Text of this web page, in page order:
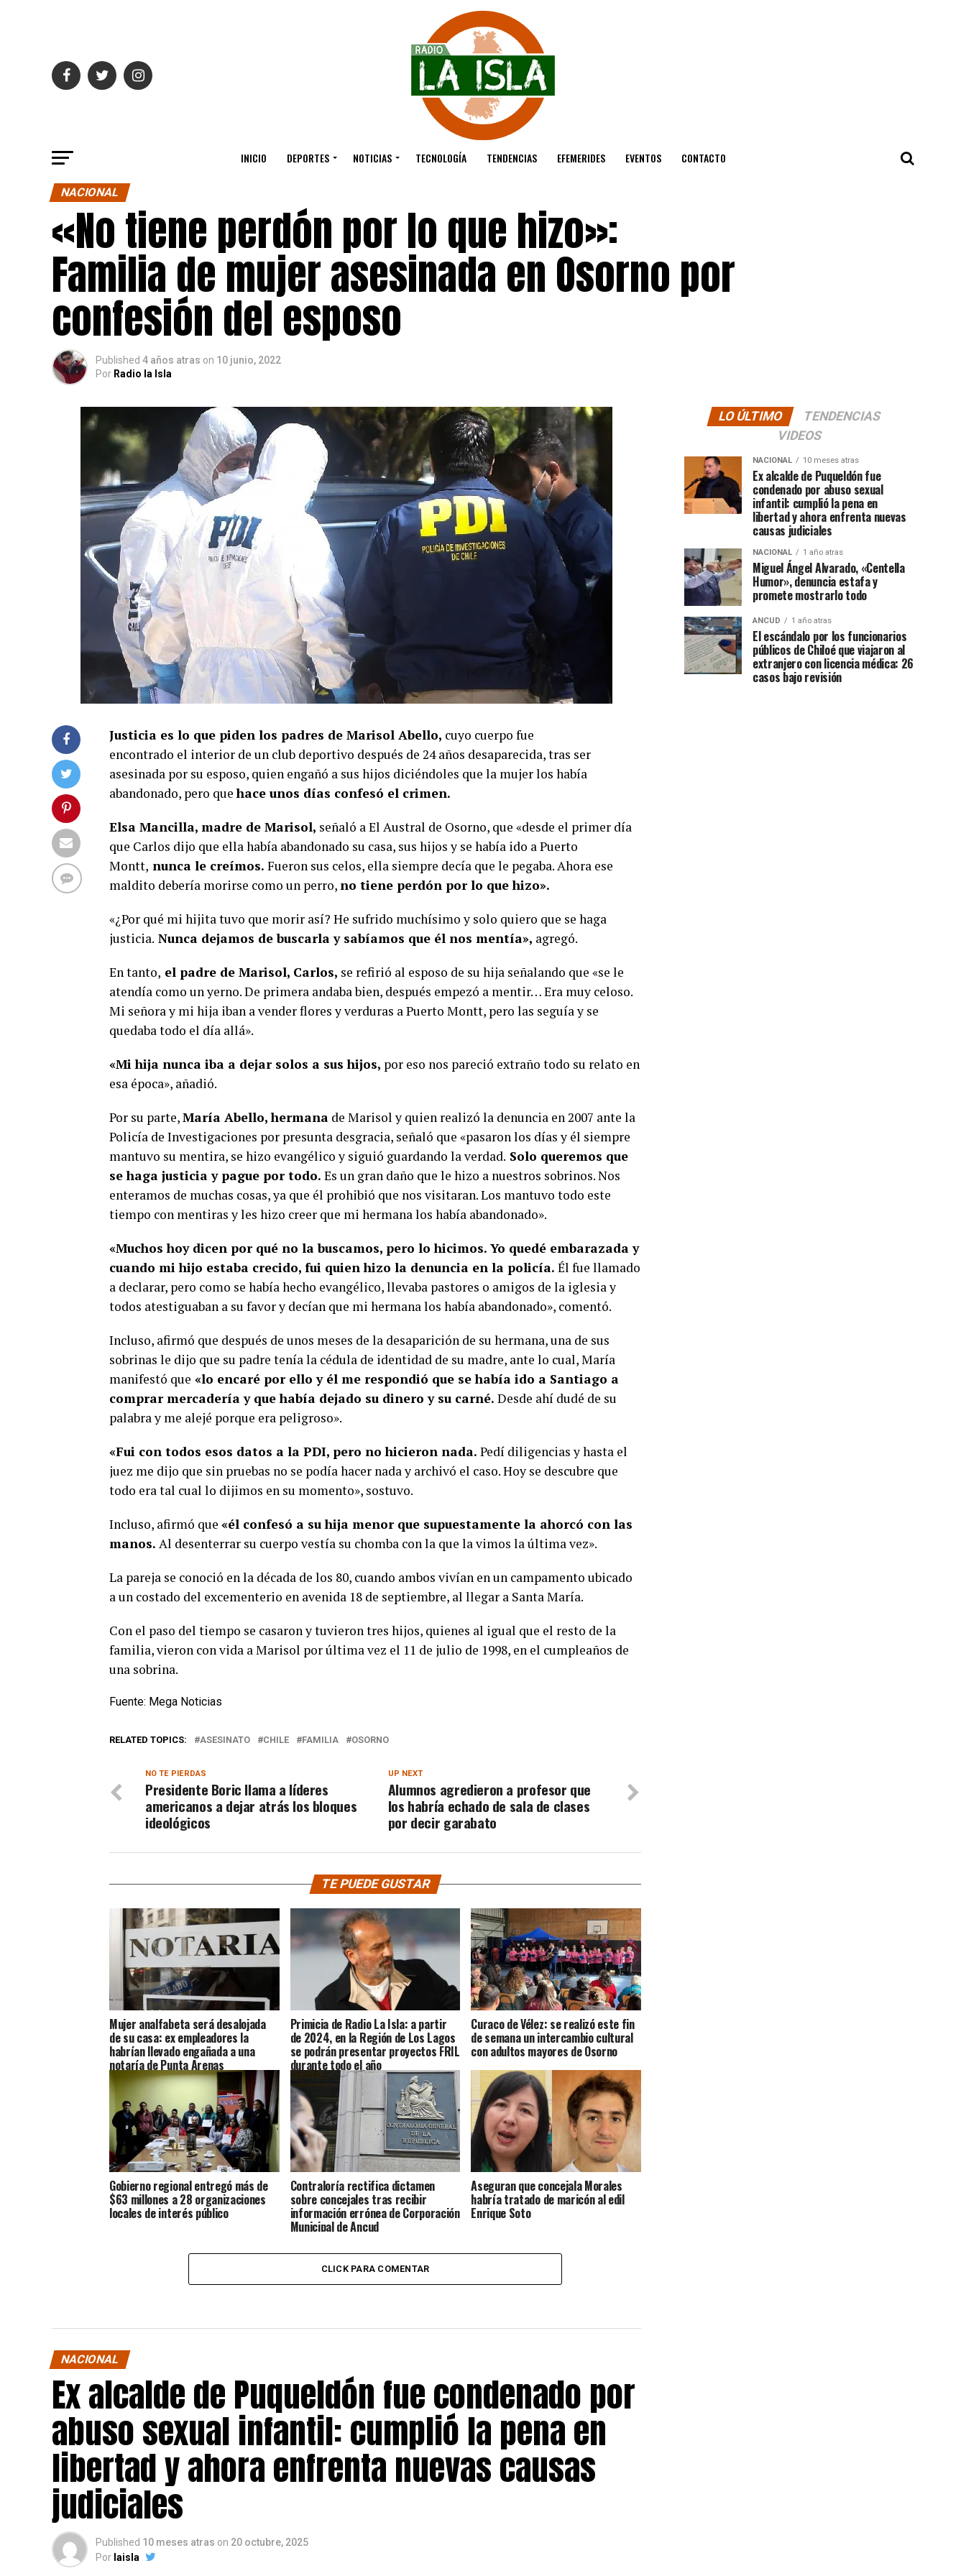
INICIO DEPORTES NOTICIAS TECNOLOGÍA TENDENCIAS EFEMERIDES EVENTOS CONTACTO
NACIONAL
«No tiene perdón por lo que hizo»:
Familia de mujer asesinada en Osorno por
confesión del esposo
Published 4 años atras on 10 junio, 2022
Por Radio la Isla
Justicia es lo que piden los padres de Marisol Abello, cuyo cuerpo fue
encontrado el interior de un club deportivo después de 24 años desaparecida, tras ser
asesinada por su esposo, quien engañó a sus hijos diciéndoles que la mujer los había
abandonado, pero quehace unos días confesó el crimen.
Elsa Mancilla, madre de Marisol, señaló a El Austral de Osorno, que «desde el primer día
que Carlos dijo que ella había abandonado su casa, sus hijos y se había ido a Puerto
Montt, nunca le creímos. Fueron sus celos, ella siempre decía que le pegaba. Ahora ese
maldito debería morirse como un perro,no tiene perdón por lo que hizo».
«¿Por qué mi hijita tuvo que morir así? He sufrido muchísimo y solo quiero que se haga
justicia. Nunca dejamos de buscarla y sabíamos que él nos mentía», agregó.
En tanto, el padre de Marisol, Carlos, se refirió al esposo de su hija señalando que «se le
atendía como un yerno. De primera andaba bien, después empezó a mentir… Era muy celoso.
Mi señora y mi hija iban a vender flores y verduras a Puerto Montt, pero las seguía y se
quedaba todo el día allá».
«Mi hija nunca iba a dejar solos a sus hijos, por eso nos pareció extraño todo su relato en
esa época», añadió.
Por su parte,María Abello, hermana de Marisol y quien realizó la denuncia en 2007 ante la
Policía de Investigaciones por presunta desgracia, señaló que «pasaron los días y él siempre
mantuvo su mentira, se hizo evangélico y siguió guardando la verdad. Solo queremos que
se haga justicia y pague por todo. Es un gran daño que le hizo a nuestros sobrinos. Nos
enteramos de muchas cosas, ya que él prohibió que nos visitaran. Los mantuvo todo este
tiempo con mentiras y les hizo creer que mi hermana los había abandonado».
«Muchos hoy dicen por qué no la buscamos, pero lo hicimos. Yo quedé embarazada y
cuando mi hijo estaba crecido, fui quien hizo la denuncia en la policía. Él fue llamado
a declarar, pero como se había hecho evangélico, llevaba pastores o amigos de la iglesia y
todos atestiguaban a su favor y decían que mi hermana los había abandonado», comentó.
Incluso, afirmó que después de unos meses de la desaparición de su hermana, una de sus
sobrinas le dijo que su padre tenía la cédula de identidad de su madre, ante lo cual, María
manifestó que «lo encaré por ello y él me respondió que se había ido a Santiago a
comprar mercadería y que había dejado su dinero y su carné. Desde ahí dudé de su
palabra y me alejé porque era peligroso».
«Fui con todos esos datos a la PDI, pero no hicieron nada. Pedí diligencias y hasta el
juez me dijo que sin pruebas no se podía hacer nada y archivó el caso. Hoy se descubre que
todo era tal cual lo dijimos en su momento», sostuvo.
Incluso, afirmó que «él confesó a su hija menor que supuestamente la ahorcó con las
manos. Al desenterrar su cuerpo vestía su chomba con la que la vimos la última vez».
La pareja se conoció en la década de los 80, cuando ambos vivían en un campamento ubicado
a un costado del excementerio en avenida 18 de septiembre, al llegar a Santa María.
Con el paso del tiempo se casaron y tuvieron tres hijos, quienes al igual que el resto de la
familia, vieron con vida a Marisol por última vez el 11 de julio de 1998, en el cumpleaños de
una sobrina.
Fuente: Mega Noticias
RELATED TOPICS: ASESINATO CHILE FAMILIA OSORNO
UP NEXT
Alumnos agredieron a profesor que
los habría echado de sala de clases
por decir garabato
NO TE PIERDAS
Presidente Boric llama a líderes
americanos a dejar atrás los bloques
ideológicos
TE PUEDE GUSTAR
Mujer analfabeta será desalojada
de su casa: ex empleadores la
habrían llevado engañada a una
notaría de Punta Arenas
Primicia de Radio La Isla: a partir
de 2024, en la Región de Los Lagos
se podrán presentar proyectos FRIL
durante todo el año
Curaco de Vélez: se realizó este fin
de semana un intercambio cultural
con adultos mayores de Osorno
Gobierno regional entregó más de
$63 millones a 28 organizaciones
locales de interés público
Contraloría rectifica dictamen
sobre concejales tras recibir
información errónea de Corporación
Municipal de Ancud
Aseguran que concejala Morales
habría tratado de maricón al edil
Enrique Soto
CLICK PARA COMENTAR
NACIONAL
Ex alcalde de Puqueldón fue condenado por
abuso sexual infantil: cumplió la pena en
libertad y ahora enfrenta nuevas causas
judiciales
Published 10 meses atras on 20 octubre, 2025
Por laisla
LO ÚLTIMO
TENDENCIAS
VIDEOS
NACIONAL 10 meses atras
Ex alcalde de Puqueldón fue
condenado por abuso sexual
infantil: cumplió la pena en
libertad y ahora enfrenta nuevas
causas judiciales
NACIONAL 1 año atras
Miguel Ángel Alvarado, «Centella
Humor», denuncia estafa y
promete mostrarlo todo
ANCUD 1 año atras
El escándalo por los funcionarios
públicos de Chiloé que viajaron al
extranjero con licencia médica: 26
casos bajo revisión